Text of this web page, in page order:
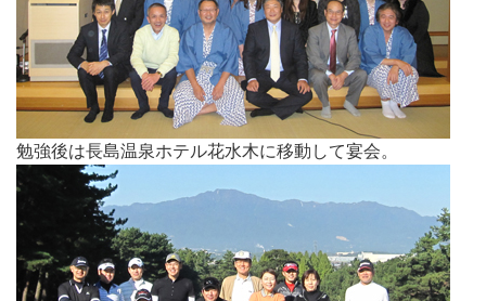
勉強後は長島温泉ホテル花水木に移動して宴会。